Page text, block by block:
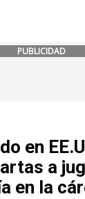
PUBLICIDAD
en
a
en la